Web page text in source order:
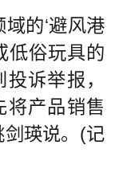
的‘避风港
低俗玩具的
诉举报，
将产品销售
剑瑛说。(记